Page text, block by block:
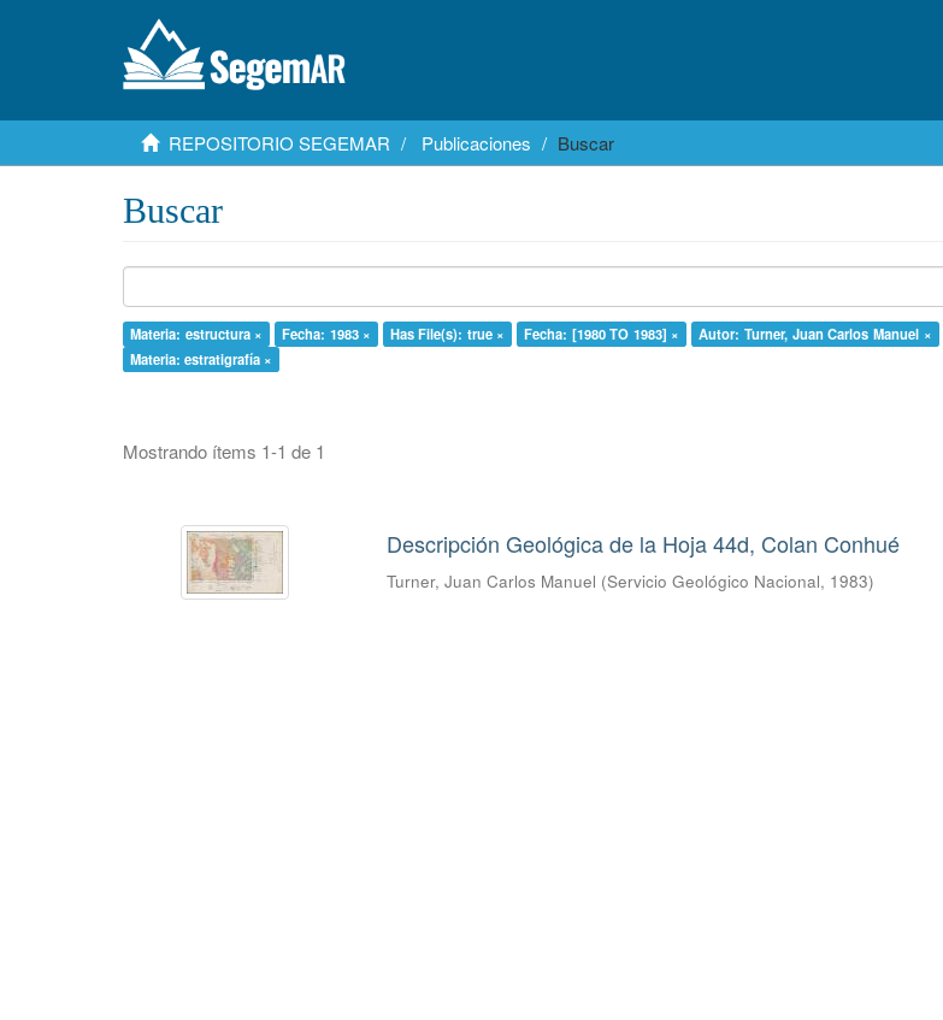
REPOSITORIO SEGEMAR Publicaciones Buscar
Buscar
Materia: estructura × Fecha: 1983 × Has File(s): true × Fecha: [1980 TO 1983] × Autor: Turner, Juan Carlos Manuel ×
Materia: estratigrafía ×
Mostrando ítems 1-1 de 1
Descripción Geológica de la Hoja 44d, Colan Conhué
Turner, Juan Carlos Manuel (Servicio Geológico Nacional, 1983)